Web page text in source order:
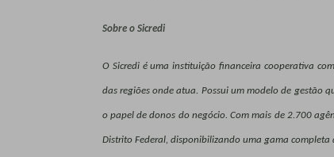
Sobre o Sicredi
O Sicredi é uma instituição financeira cooperativa
das regiões onde atua. Possui um modelo de gestão
o papel de donos do negócio. Com mais de 2.700
Distrito Federal, disponibilizando uma gama completa